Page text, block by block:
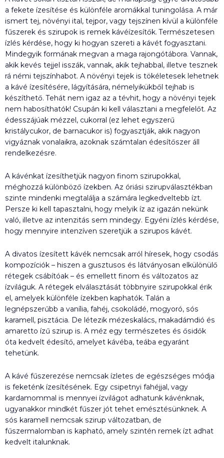
a fekete ízesítése és különféle aromákkal tuningolása. A már
ismert tej, növényi ital, tejpor, vagy tejszínen kívül a különféle
fűszerek és szirupok is remek kávéízesítők. Természetesen
ízlés kérdése, hogy ki hogyan szereti a kávét fogyasztani.
Mindegyik formának megvan a maga rajongótábora. Vannak,
akik kevés tejjel isszák, vannak, akik tejhabbal, illetve tesznek
rá némi tejszínhabot. A növényi tejek is tökéletesek lehetnek
a kávé ízesítésére, lágyítására, némelyikükből tejhab is
készíthető. Tehát nem igaz az a tévhit, hogy a növényi tejek
nem habosíthatók! Csupán ki kell választani a megfelelőt. Az
édesszájúak mézzel, cukorral (ez lehet egyszerű
kristálycukor, de barnacukor is) fogyasztják, akik nagyon
vigyáznak vonalaikra, azoknak számtalan édesítőszer áll
rendelkezésre.
A kávénkat ízesíthetjük nagyon finom szirupokkal,
méghozzá különböző ízekben. Az óriási szirupválasztékban
szinte mindenki megtalálja a számára legkedveltebb ízt.
Persze ki kell tapasztalni, hogy melyik íz az igazán nekünk
való, illetve az intenzitás sem mindegy. Egyéni ízlés kérdése,
hogy mennyire intenzíven szeretjük a szirupos kávét.
A divatos ízesített kávék nemcsak arról híresek, hogy csodás
kompozíciók – hiszen a gusztusos és látványosan elkülönülő
rétegek csábítóak – és emellett finom és változatos az
ízviláguk. A rétegek elválasztását többnyire szirupokkal érik
el, amelyek különféle ízekben kaphatók. Talán a
legnépszerűbb a vanília, fahéj, csokoládé, mogyoró, sós
karamell, pisztácia. De létezik mézeskalács, makadámdió és
amaretto ízű szirup is. A méz egy természetes és ősidők
óta kedvelt édesítő, amelyet kávéba, teába egyaránt
tehetünk.
A kávé fűszerezése nemcsak ízletes de egészséges módja
is feketénk ízesítésének. Egy csipetnyi fahéjjal, vagy
kardamommal is mennyei ízvilágot adhatunk kávénknak,
ugyanakkor mindkét fűszer jót tehet emésztésünknek. A
sós karamell nemcsak szirup változatban, de
fűszermalomban is kapható, amely szintén remek ízt adhat
kedvelt italunknak.